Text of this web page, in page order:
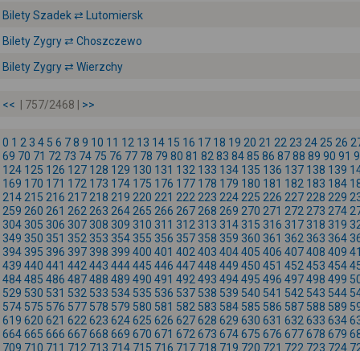
Bilety Szadek ⇄ Lutomiersk
Bilety Zygry ⇄ Choszczewo
Bilety Zygry ⇄ Wierzchy
<< | 757/2468 | >>
0 1 2 3 4 5 6 78 9 10 11 12 13 14 15 16 17 18 19 20 21 22 23 24 25 26
69 70 71 72 73 74 75 76 77 78 79 80 81 82 83 8485 86 8788 89 90 91
124 125 126 127 128 129 130 131 132 133 134 135 136 137 138 139
169 170 171 172 173 174 175 176 177 178 179 180 181 182 183 184
214 215 216 217 218 219 220 221 222 223 224 225 226 227 228 229
259 260 261 262 263 264 265 266 267 268 269 270 271 272 273 274
304 305 306 307 308 309 310 311 312 313 314 315 316 317 318 319
349 350 351 352 353 354 355 356 357 358 359 360 361 362 363 364
394 395 396 397 398 399 400 401 402 403 404405 406 407408 409
439 440 441 442 443 444445 446 447448 449 450 451 452 453 454
484485 486 487488 489 490 491 492 493 494495 496 497498 499
529 530 531 532 533 534 535 536 537 538 539 540 541 542 543 544
574 575 576 577 578 579 580 581 582 583 584 585 586 587 588 589
619 620 621 622 623 624625 626 627628 629 630 631 632 633 634
664665 666 667668 669 670 671 672 673 674675 676 677678 679
709 710 711 712 713 714 715 716 717 718 719 720 721 722 723 724